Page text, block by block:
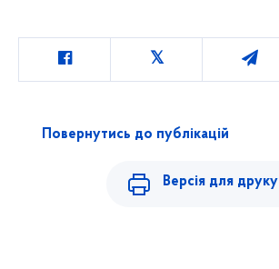
Повернутись до публікацій
Версія для друку